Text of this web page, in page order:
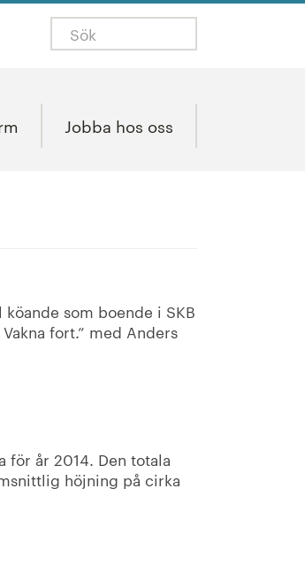
Jobba hos oss
som boende i SKB
fort.” med Anders
för år 2014. Den totala
höjning på cirka